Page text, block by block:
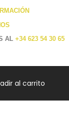
AL +34 623 54 30 65
al carrito